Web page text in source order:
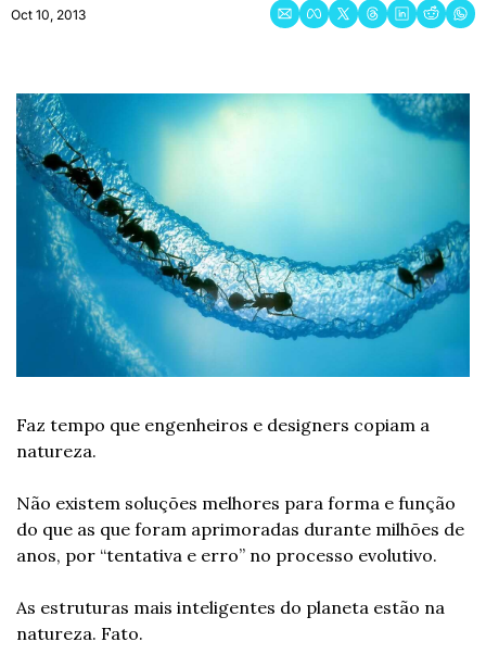
Oct 10, 2013
Faz tempo que engenheiros e designers copiam a
natureza.
Não existem soluções melhores para forma e função
do que as que foram aprimoradas durante milhões de
anos, por “tentativa e erro” no processo evolutivo.
As estruturas mais inteligentes do planeta estão na
natureza. Fato.